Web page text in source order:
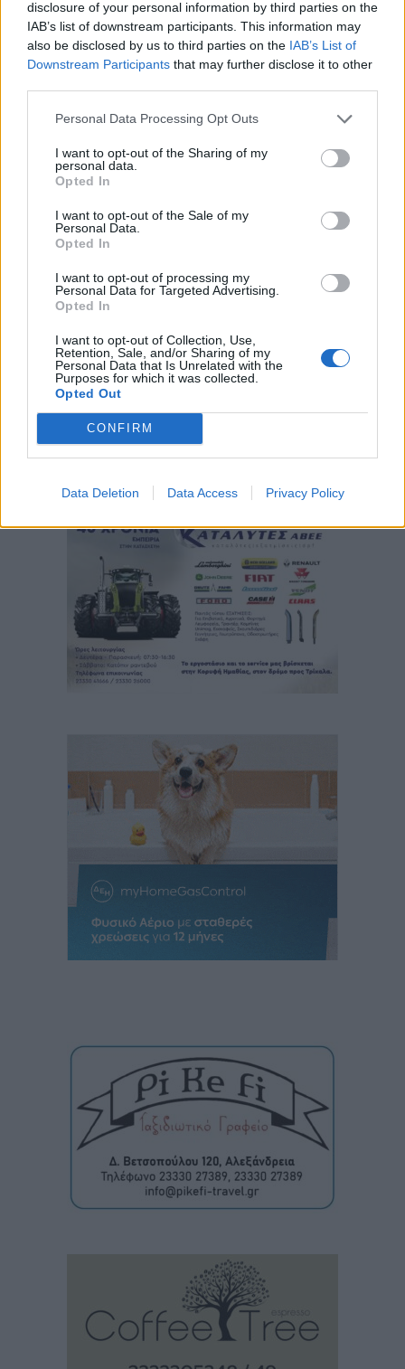
disclosure of your personal information by third parties on the
IAB’s list of downstream participants. This information may
also be disclosed by us to third parties on the IAB’s List of
Downstream Participants that may further disclose it to other
Personal Data Processing Opt Outs
I want to opt-out of the Sharing of my
personal data.
Opted In
I want to opt-out of the Sale of my
Personal Data.
Opted In
I want to opt-out of processing my
Personal Data for Targeted Advertising.
Opted In
I want to opt-out of Collection, Use,
Retention, Sale, and/or Sharing of my
Personal Data that Is Unrelated with the
Purposes for which it was collected.
Opted Out
CONFIRM
Data Deletion Data Access Privacy Policy